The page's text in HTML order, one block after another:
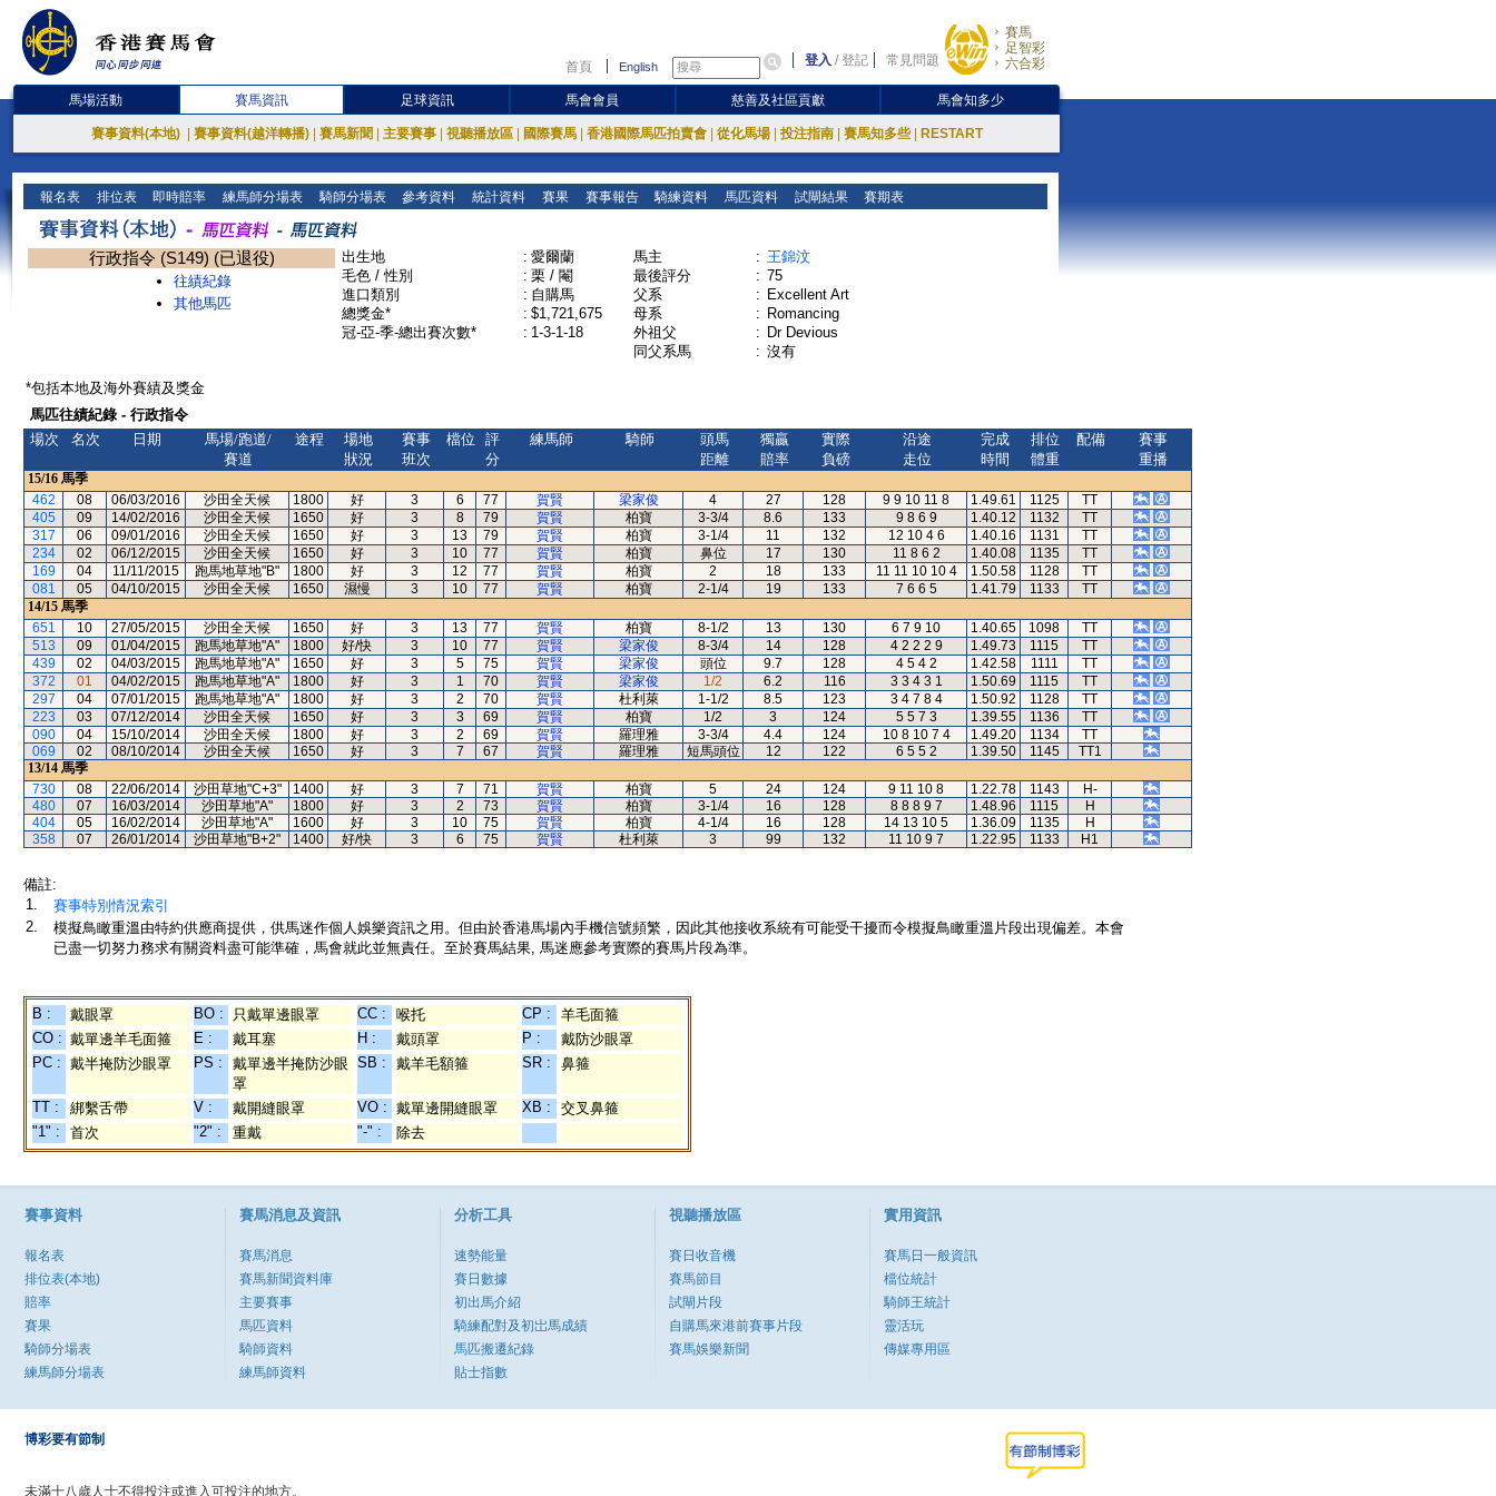
首頁 English 登入 /登記 常見問題
賽馬
足智彩
六合彩
馬場活動 賽馬資訊 足球資訊 馬會會員 慈善及社區貢獻 馬會知多少
賽事資料(本地) 賽事資料(越洋轉播) 賽馬新聞 主要賽事 視聽播放區 國際賽馬 香港國際馬匹拍賣會 從化馬場 投注指南 賽馬知多些 RESTART
報名表 排位表 即時賠率 練馬師分場表 騎師分場表 參考資料 統計資料 賽果 賽事報告 騎練資料 馬匹資料 試閘結果 賽期表
行政指令 (S149) (已退役)
往績紀錄
其他馬匹
出生地 : 愛爾蘭
毛色 / 性別
: 栗 / 閹
進口類別
: 自購馬
總獎金*
: $1,721,675
冠-亞-季-總出賽次數*
: 1-3-1-18
馬主 : 王錦汶
最後評分
: 75
父系
: Excellent Art
母系
: Romancing
外祖父
: Dr Devious
同父系馬
: 沒有
*包括本地及海外賽績及獎金
馬匹往績紀錄 - 行政指令
場次
名次 日期
馬場/跑道/
賽道
途程
場地
狀況
賽事
班次
檔位
評
分
練馬師 騎師
頭馬
距離
獨贏
賠率
實際
負磅
沿途
走位
完成
時間
排位
體重
配備
賽事
重播
15/16 馬季
462
08 06/03/2016 沙田全天候 1800 好 3 6 77 賀賢 梁家俊 4 27 128 9 9 10 11 8 1.49.61 1125
TT
405
09 14/02/2016 沙田全天候 1650 好 3 8 79 賀賢 柏寶 3-3/4 8.6 133 9 8 6 9 1.40.12 1132
TT
317
06 09/01/2016 沙田全天候 1650 好 3 13 79 賀賢 柏寶 3-1/4 11 132 12 10 4 6 1.40.16 1131
TT
234
02 06/12/2015 沙田全天候 1650 好 3 10 77 賀賢 柏寶 鼻位 17 130 11 8 6 2 1.40.08 1135
TT
169
04 11/11/2015 跑馬地草地"B" 1800 好 3 12 77 賀賢 柏寶 2 18 133 11 11 10 10 4 1.50.58 1128
TT
081
05 04/10/2015 沙田全天候 1650 濕慢 3 10 77 賀賢 柏寶 2-1/4 19 133 7 6 6 5 1.41.79 1133
TT
14/15 馬季
651
10 27/05/2015 沙田全天候 1650 好 3 13 77 賀賢 柏寶 8-1/2 13 130 6 7 9 10 1.40.65 1098
TT
513
09 01/04/2015 跑馬地草地"A" 1800 好/快 3 10 77 賀賢 梁家俊 8-3/4 14 128 4 2 2 2 9 1.49.73 1115
TT
439
02 04/03/2015 跑馬地草地"A" 1650 好 3 5 75 賀賢 梁家俊 頭位 9.7 128 4 5 4 2 1.42.58 1111
TT
372
01 04/02/2015 跑馬地草地"A" 1800 好 3 1 70 賀賢 梁家俊 1/2 6.2 116 3 3 4 3 1 1.50.69 1115
TT
297
04 07/01/2015 跑馬地草地"A" 1800 好 3 2 70 賀賢 杜利萊 1-1/2 8.5 123 3 4 7 8 4 1.50.92 1128
TT
223
03 07/12/2014 沙田全天候 1650 好 3 3 69 賀賢 柏寶 1/2 3 124 5 5 7 3 1.39.55 1136
TT
090
04 15/10/2014 沙田全天候 1800 好 3 2 69 賀賢 羅理雅 3-3/4 4.4 124 10 8 10 7 4 1.49.20 1134
TT
069
02 08/10/2014 沙田全天候 1650 好 3 7 67 賀賢 羅理雅 短馬頭位 12 122 6 5 5 2 1.39.50 1145
TT1
13/14 馬季
730
08 22/06/2014 沙田草地"C+3" 1400 好 3 7 71 賀賢 柏寶 5 24 124 9 11 10 8 1.22.78 1143
H-
480
07 16/03/2014 沙田草地"A" 1800 好 3 2 73 賀賢 柏寶 3-1/4 16 128 8 8 8 9 7 1.48.96 1115
H
404
05 16/02/2014 沙田草地"A" 1600 好 3 10 75 賀賢 柏寶 4-1/4 16 128 14 13 10 5 1.36.09 1135
H
358
07 26/01/2014 沙田草地"B+2" 1400 好/快 3 6 75 賀賢 杜利萊 3 99 132 11 10 9 7 1.22.95 1133 H1
備註:
1.
賽事特別情況索引
2.
模擬鳥瞰重溫由特約供應商提供，供馬迷作個人娛樂資訊之用。但由於香港馬場內手機信號頻繁，因此其他接收系統有可能受干擾而令模擬鳥瞰重溫片段出現偏差。本會
已盡一切努力務求有關資料盡可能準確，馬會就此並無責任。至於賽馬結果, 馬迷應參考實際的賽馬片段為準。
B : 戴眼罩 BO : 只戴單邊眼罩 CC : 喉托 CP :
羊毛面箍
CO : 戴單邊羊毛面箍 E : 戴耳塞 H : 戴頭罩 P :
戴防沙眼罩
PC : 戴半掩防沙眼罩 PS :
戴單邊半掩防沙眼
罩
SB : 戴羊毛額箍 SR : 鼻箍
TT : 綁繫舌帶 V : 戴開縫眼罩 VO : 戴單邊開縫眼罩 XB :
交叉鼻箍
"1" :
首次 "2" : 重戴 "-" : 除去
賽事資料
報名表
排位表(本地)
賠率
賽果
騎師分場表
練馬師分場表
賽馬消息及資訊
賽馬消息
賽馬新聞資料庫
主要賽事
馬匹資料
騎師資料
練馬師資料
分析工具
速勢能量
賽日數據
初出馬介紹
騎練配對及初岀馬成績
馬匹搬遷紀錄
貼士指數
視聽播放區
賽日收音機
賽馬節目
試閘片段
自購馬來港前賽事片段
賽馬娛樂新聞
實用資訊
賽馬日一般資訊
檔位統計
騎師王統計
靈活玩
傳媒專用區
博彩要有節制
未滿十八歲人士不得投注或進入可投注的地方。